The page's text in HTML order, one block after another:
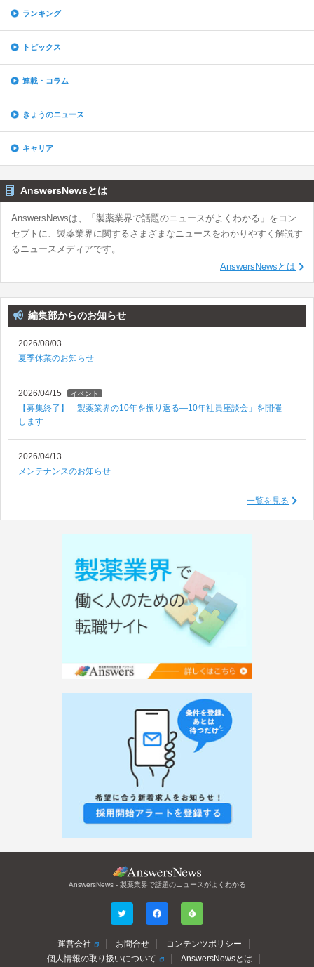
ランキング
トピックス
連載・コラム
きょうのニュース
キャリア
AnswersNewsとは
AnswersNewsは、「製薬業界で話題のニュースがよくわかる」をコン
セプトに、製薬業界に関するさまざまなニュースをわかりやすく解説す
るニュースメディアです。
AnswersNewsとは
編集部からのお知らせ
2026/08/03
夏季休業のお知らせ
2026/04/15 イベント
【募集終了】「製薬業界の10年を振り返る―10年社員座談会」を開催
します
2026/04/13
メンテナンスのお知らせ
一覧を見る
AnswersNews - 製薬業界で話題のニュースがよくわかる
運営会社 お問合せ
コンテンツポリシー
個人情報の取り扱いについて
AnswersNewsとは